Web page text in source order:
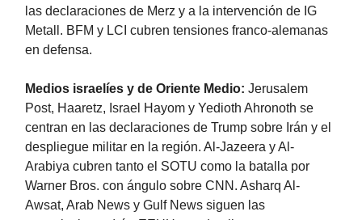
las declaraciones de Merz y a la intervención de IG
Metall. BFM y LCI cubren tensiones franco-alemanas
en defensa.
Medios israelíes y de Oriente Medio: Jerusalem
Post, Haaretz, Israel Hayom y Yedioth Ahronoth se
centran en las declaraciones de Trump sobre Irán y el
despliegue militar en la región. Al-Jazeera y Al-
Arabiya cubren tanto el SOTU como la batalla por
Warner Bros. con ángulo sobre CNN. Asharq Al-
Awsat, Arab News y Gulf News siguen las